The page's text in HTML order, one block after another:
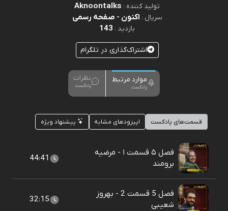
تولید کننده : Aknoontalks
سریال : اکنون - صفحه رسمی
بازدید : 143
اشتراک‌گذاری در تلگرام
موارد مرتبط
پادکست
نظرات
پادکست
قسمت‌های پادکست اپیزودهای مشابه پیشنهاد ویژه
فصل ۵ قسمت ۱ - مرضیه
برومند
44:41
فصل 5 قسمت 2 - بهروز
شعیبی
32:15